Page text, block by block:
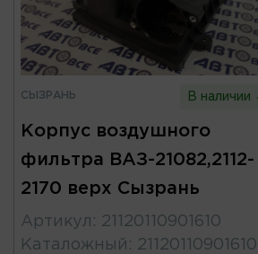
СЫЗРАНЬ В наличии
Корпус воздушного
фильтра ВАЗ-21082,2112-
2170 верх Сызрань
Артикул : 21120110901610
Каталожный : 21120110901610